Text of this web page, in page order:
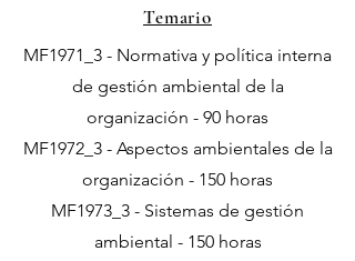
Temario
MF1971_3 - Normativa y política interna
de gestión ambiental de la
organización - 90 horas
MF1972_3 - Aspectos ambientales de la
organización - 150 horas
MF1973_3 - Sistemas de gestión
ambiental - 150 horas